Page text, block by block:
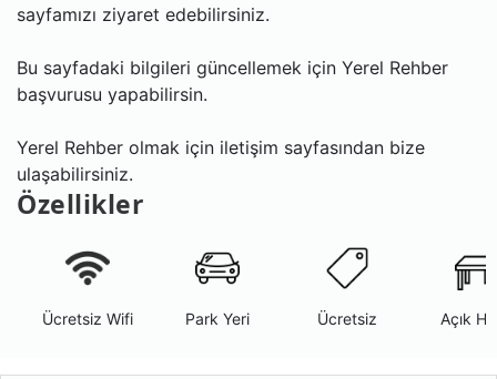
sayfamızı ziyaret edebilirsiniz.
Bu sayfadaki bilgileri güncellemek için Yerel Rehber
başvurusu yapabilirsin.
Yerel Rehber olmak için iletişim sayfasından bize
ulaşabilirsiniz.
Özellikler
Ücretsiz Wifi Park Yeri Ücretsiz Açık